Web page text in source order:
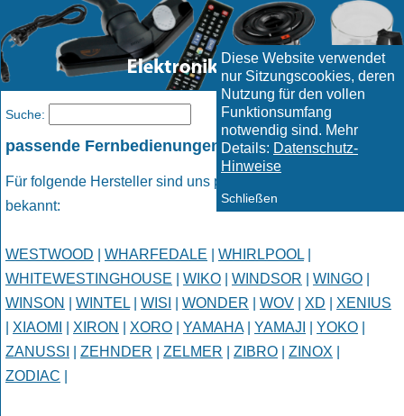
Diese Website verwendet
nur Sitzungscookies, deren
Nutzung für den vollen
Funktionsumfang
notwendig sind. Mehr
Details: Datenschutz-
Hinweise
Schließen
passende Fernbedienungen
Für folgende Hersteller sind uns passende Fernbedienungen
bekannt:
WESTWOOD WHARFEDALE WHIRLPOOL
WHITEWESTINGHOUSE
WIKO WINDSOR WINGO
WINSON
WINTEL WISI WONDER WOV XD
XENIUS
XIAOMI XIRON XORO YAMAHA| YAMAJI YOKO
ZANUSSI
ZEHNDER ZELMER ZIBRO ZINOX
ZODIAC
Suche: